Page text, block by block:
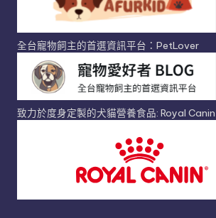
全台寵物飼主的首選資訊平台：PetLover
致力於度身定製的犬貓營養食品: Royal Canin